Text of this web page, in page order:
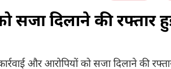
सजा दिलाने की रफ्तार
और आरोपियों को सजा दिलाने की